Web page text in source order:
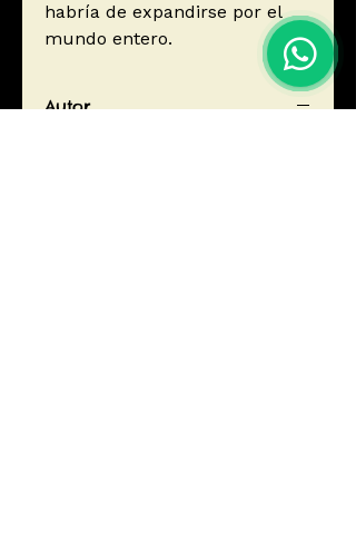
habría de expandirse por el
mundo entero.
Autor